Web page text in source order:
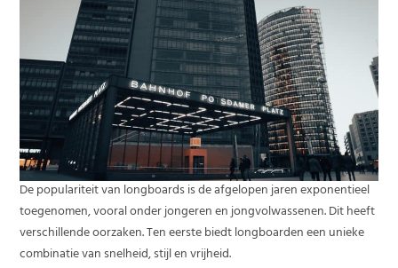
De populariteit van longboards is de afgelopen jaren exponentieel
toegenomen, vooral onder jongeren en jongvolwassenen. Dit heeft
verschillende oorzaken. Ten eerste biedt longboarden een unieke
combinatie van snelheid, stijl en vrijheid.